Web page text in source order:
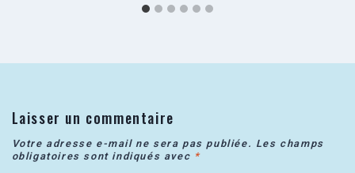
Laisser un commentaire
Votre adresse e-mail ne sera pas publiée. Les champs
obligatoires sont indiqués avec *